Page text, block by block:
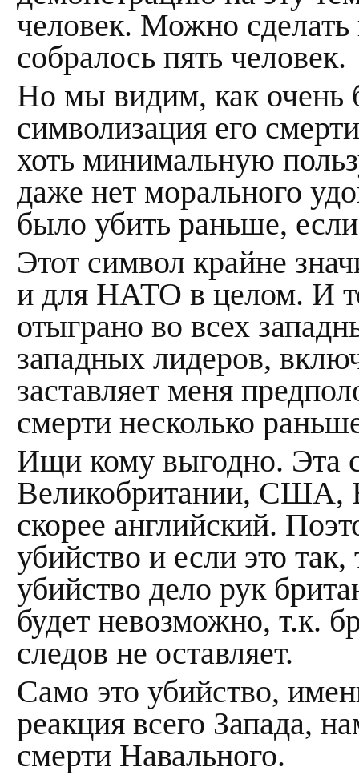
человек. Можно
собралось пять человек.
Но мы видим, как очень
символизация его
хоть минимальную
даже нет морального
было убить раньше,
Этот символ крайне
и для НАТО в целом. И
отыграно во всех
западных лидеров,
заставляет меня
смерти несколько
Ищи кому выгодно. Эта
Великобритании, США,
скорее английский.
убийство и если это
убийство дело рук
будет невозможно, т.к.
следов не оставляет.
Само это убийство,
реакция всего Запада,
смерти Навального.